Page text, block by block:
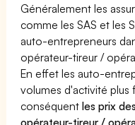
Généralement les
comme les SAS et les
auto-entrepreneurs
opérateur-tireur /
En effet les auto-
volumes d'activité plus
conséquentles prix
opérateur-tireur /